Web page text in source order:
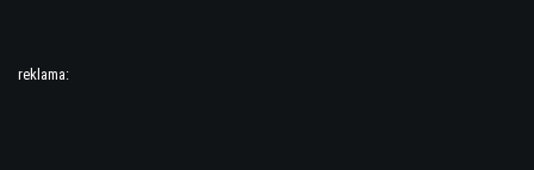
reklama: